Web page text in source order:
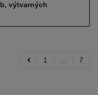
výtvarných
1 7